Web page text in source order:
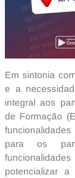
Em sintonia
e a
integral aos
de Formação
para os
potencializar